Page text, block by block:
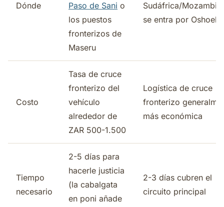
Dónde
Paso de Sani o
los puestos
fronterizos de
Maseru
Sudáfrica/
se entra por Oshoek
Costo
Tasa de cruce
fronterizo del
vehículo
alrededor de
ZAR 500-1.500
Logística de cruce
fronterizo
más económica
Tiempo
necesario
2-5 días para
hacerle justicia
(la cabalgata
en poni añade
2-3 días cubren el
circuito principal